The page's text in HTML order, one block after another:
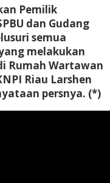
Pemilik
dan Gudang
semua
melakukan
Rumah Wartawan
Riau Larshen
persnya. (*)